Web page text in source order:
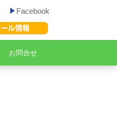
Facebook
お問合せ